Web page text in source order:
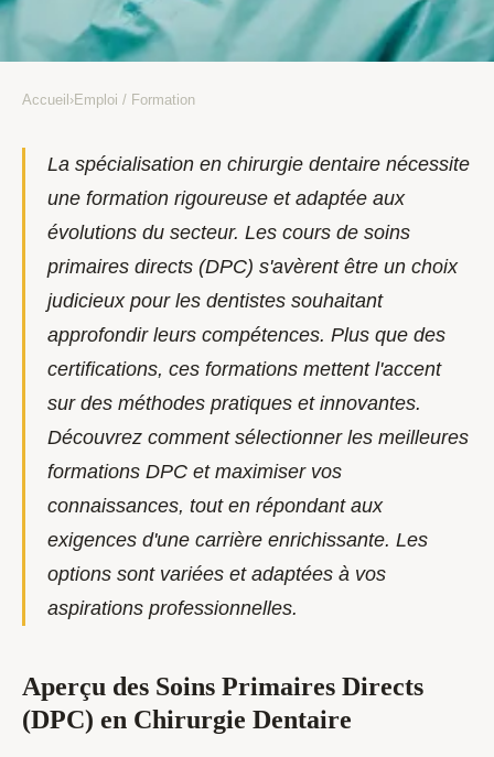
Top dpc courses for dentists
specializing in dental surgery
Ismael• 25 avril 2025 7 min de lecture
Accueil ›Emploi / Formation
La spécialisation en chirurgie dentaire nécessite
une formation rigoureuse et adaptée aux
évolutions du secteur. Les cours de soins
primaires directs (DPC) s'avèrent être un choix
judicieux pour les dentistes souhaitant
approfondir leurs compétences. Plus que des
certifications, ces formations mettent l'accent
sur des méthodes pratiques et innovantes.
Découvrez comment sélectionner les meilleures
formations DPC et maximiser vos
connaissances, tout en répondant aux
exigences d'une carrière enrichissante. Les
options sont variées et adaptées à vos
aspirations professionnelles.
Aperçu des Soins Primaires Directs
(DPC) en Chirurgie Dentaire